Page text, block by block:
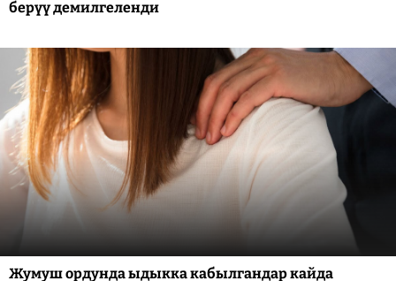
берүү демилгеленди
Жумуш ордунда ыдыкка кабылгандар кайда